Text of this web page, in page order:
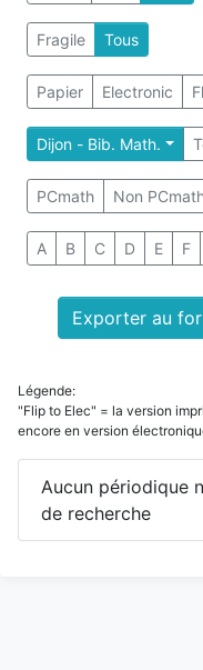
Fragile Tous
Papier Electronic
Dijon - Bib. Math.
PCmath Non
A B C D E F
Exporter au
Légende:
"Flip to Elec" = la version
encore en version
Aucun périodique
de recherche